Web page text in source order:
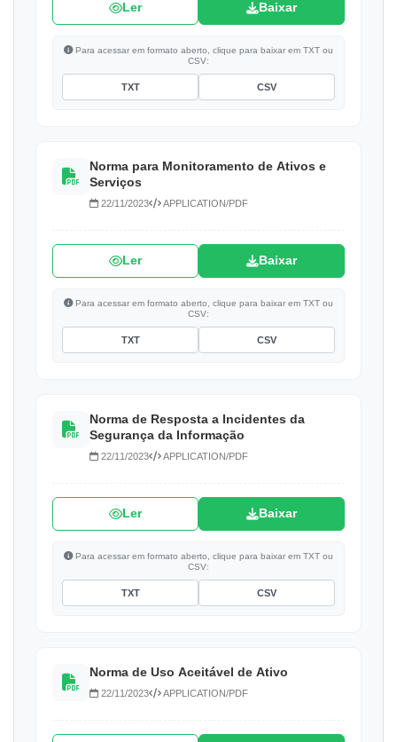
Ler Baixar
Para acessar em formato aberto, clique para baixar em TXT ou
CSV:
TXT CSV
Norma para Monitoramento de Ativos e
Serviços
22/11/2023 APPLICATION/PDF
Ler Baixar
Para acessar em formato aberto, clique para baixar em TXT ou
CSV:
TXT CSV
Norma de Resposta a Incidentes da
Segurança da Informação
22/11/2023 APPLICATION/PDF
Ler Baixar
Para acessar em formato aberto, clique para baixar em TXT ou
CSV:
TXT CSV
Norma de Uso Aceitável de Ativo
22/11/2023 APPLICATION/PDF